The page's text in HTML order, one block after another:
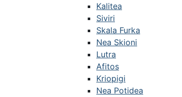
Kalitea
Siviri
Skala Furka
Nea Skioni
Lutra
Afitos
Kriopigi
Nea Potidea